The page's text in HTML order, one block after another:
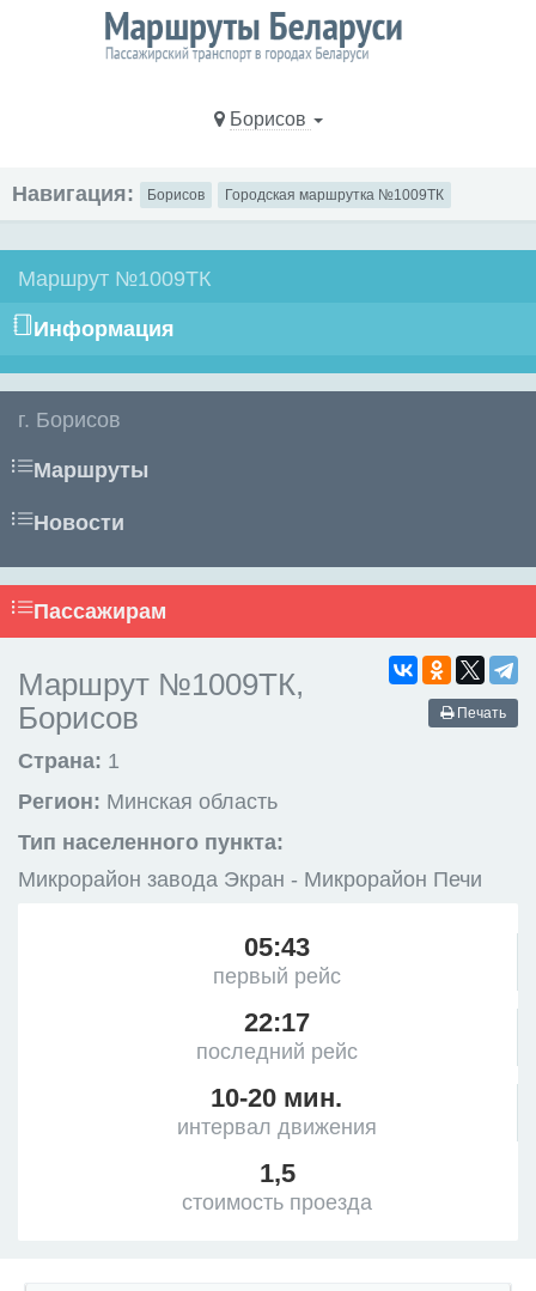
Борисов
Навигация: Борисов Городская маршрутка №1009ТК
Маршрут №1009ТК
Информация
г. Борисов
Маршруты
Новости
Пассажирам
Печать
Маршрут №1009ТК,
Борисов
Страна: 1
Регион: Минская область
Тип населенного пункта:
Микрорайон завода Экран - Микрорайон Печи
05:43
первый рейс
22:17
последний рейс
10-20 мин.
интервал движения
1,5
стоимость проезда